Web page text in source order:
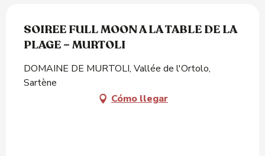
SOIREE FULL MOON A LA TABLE DE LA
PLAGE – MURTOLI
DOMAINE DE MURTOLI, Vallée de l'Ortolo,
Sartène
Cómo llegar